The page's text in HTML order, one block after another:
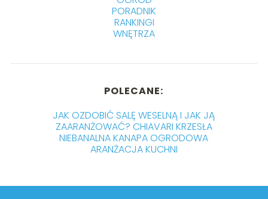
PORADNIK
RANKINGI
WNĘTRZA
POLECANE:
JAK OZDOBIĆ SALĘ WESELNĄ I JAK JĄ
ZAARANŻOWAĆ? CHIAVARI KRZESŁA
NIEBANALNA KANAPA OGRODOWA
ARANŻACJA KUCHNI